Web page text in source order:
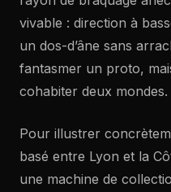
vivable : direction à
un dos-d’âne sans
fantasmer un proto,
cohabiter deux mondes.
Pour illustrer
basé entre Lyon et la
une machine de